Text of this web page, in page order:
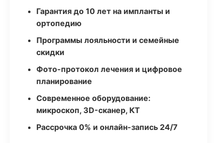
Гарантия до 10 лет на импланты и
ортопедию
Программы лояльности и семейные
скидки
Фото-протокол лечения и цифровое
планирование
Современное оборудование:
микроскоп, 3D-сканер, КТ
Рассрочка 0% и онлайн-запись 24/7